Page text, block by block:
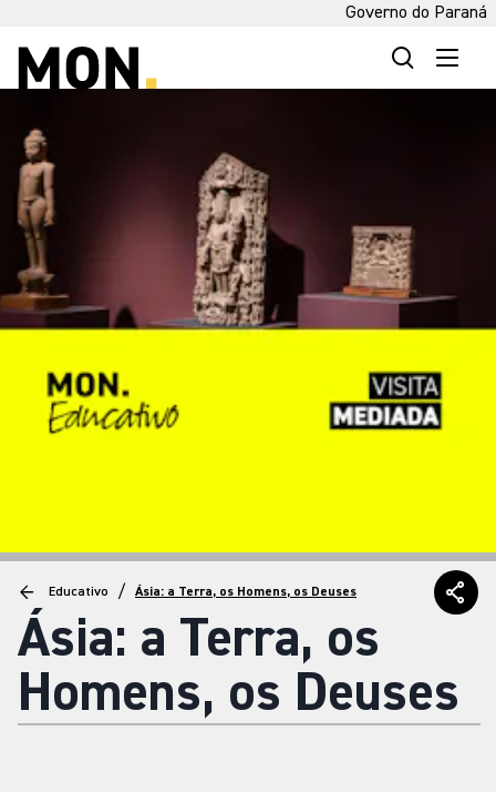
Governo do Paraná
Educativo / Ásia: a Terra, os Homens, os Deuses
Ásia: a Terra, os
Homens, os Deuses